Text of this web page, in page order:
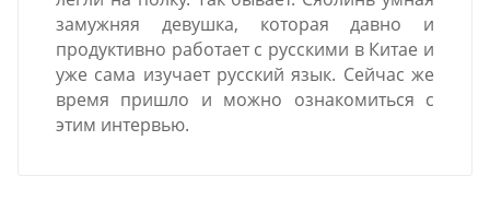
замужняя девушка, которая давно и
продуктивно работает с русскими в Китае и
уже сама изучает русский язык. Сейчас же
время пришло и можно ознакомиться с
этим интервью.